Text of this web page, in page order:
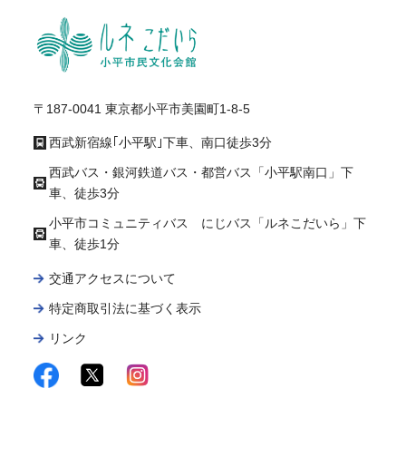
〒187-0041 東京都小平市美園町1-8-5
西武新宿線｢小平駅｣下車、南口徒歩3分
西武バス・銀河鉄道バス・都営バス「小平駅南口」下
車、徒歩3分
小平市コミュニティバス にじバス「ルネこだいら」下
車、徒歩1分
交通アクセスについて
特定商取引法に基づく表示
リンク
facebooktwitter